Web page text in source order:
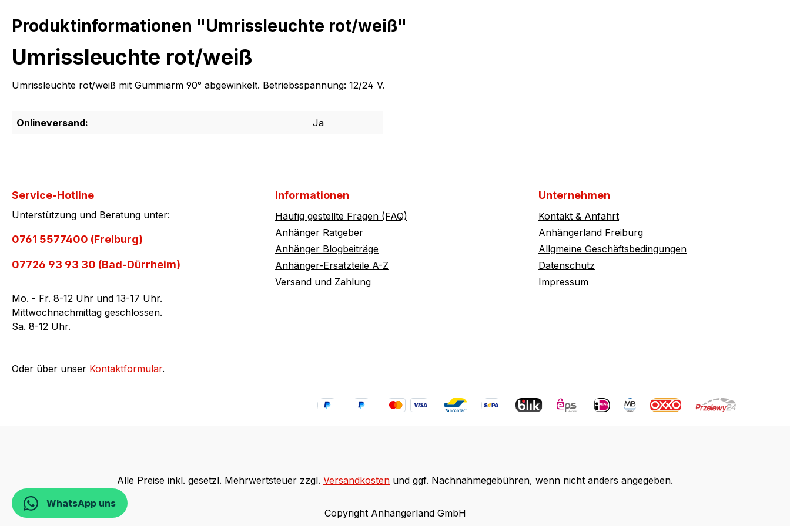
Produktinformationen "Umrissleuchte rot/weiß"
Umrissleuchte rot/weiß
Umrissleuchte rot/weiß mit Gummiarm 90° abgewinkelt. Betriebsspannung: 12/24 V.
Onlineversand: Ja
Service-Hotline
Unterstützung und Beratung unter:
0761 5577400 (Freiburg)
07726 93 93 30 (Bad-Dürrheim)
Mo. - Fr. 8-12 Uhr und 13-17 Uhr.
Mittwochnachmittag geschlossen.
Sa. 8-12 Uhr.
Oder über unser Kontaktformular.
Informationen
Häufig gestellte Fragen (FAQ)
Anhänger Ratgeber
Anhänger Blogbeiträge
Anhänger-Ersatzteile A-Z
Versand und Zahlung
Unternehmen
Kontakt & Anfahrt
Anhängerland Freiburg
Allgmeine Geschäftsbedingungen
Datenschutz
Impressum
Alle Preise inkl. gesetzl. Mehrwertsteuer zzgl. Versandkosten und ggf. Nachnahmegebühren, wenn nicht anders angegeben.
Copyright Anhängerland GmbH
WhatsApp uns